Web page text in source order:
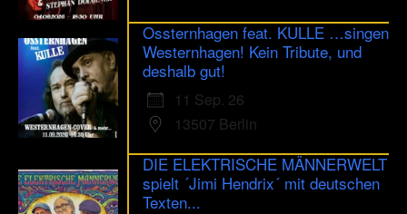
Ossternhagen feat. KULLE …singen
Westernhagen! Kein Tribute, und
deshalb gut!
11 Sep. 26
13507 Berlin
DIE ELEKTRISCHE MÄNNERWELT
spielt ´Jimi Hendrix´ mit deutschen
Texten...